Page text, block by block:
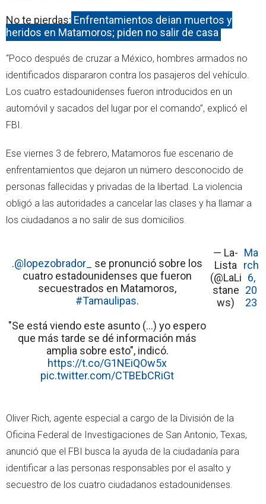
No te pierdas: Enfrentamientos dejan muertos y
heridos en Matamoros; piden no salir de casa
“Poco después de cruzar a México, hombres armados no
identificados dispararon contra los pasajeros del vehículo.
Los cuatro estadounidenses fueron introducidos en un
automóvil y sacados del lugar por el comando”, explicó el
FBI.
Ese viernes 3 de febrero, Matamoros fue escenario de
enfrentamientos que dejaron un número desconocido de
personas fallecidas y privadas de la libertad. La violencia
obligó a las autoridades a cancelar las clases y ha llamar a
los ciudadanos a no salir de sus domicilios.
.@lopezobrador_
se pronunció sobre los
cuatro estadounidenses que fueron
secuestrados en Matamoros,
#Tamaulipas.
"Se está viendo este asunto (…) yo espero
que más tarde se dé información más
amplia sobre esto", indicó.
https://t.co/G1NEiQOw5x
pic.twitter.com/CTBEbCRiGt
— La-
Lista
(@LaLi
stane
ws)
Ma
rch
6,
20
23
Oliver Rich, agente especial a cargo de la División de la
Oficina Federal de Investigaciones de San Antonio, Texas,
anunció que el FBI busca la ayuda de la ciudadanía para
identificar a las personas responsables por el asalto y
secuestro de los cuatro ciudadanos estadounidenses.